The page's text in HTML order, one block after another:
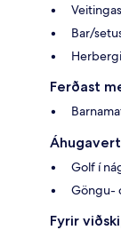
Bar/
Ferðast
Golf í
Göngu-
Fyrir